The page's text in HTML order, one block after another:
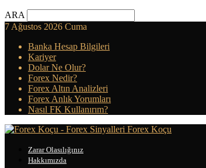
ARA
7 Ağustos 2026 Cuma
Banka Hesap Bilgileri
Kariyer
Dolar Ne Olur?
Forex Nedir?
Forex Altın Analizleri
Forex Anlık Yorumları
Nasıl FK Kullanırım?
Forex Koçu
Zarar Olasılığınız
Hakkımızda